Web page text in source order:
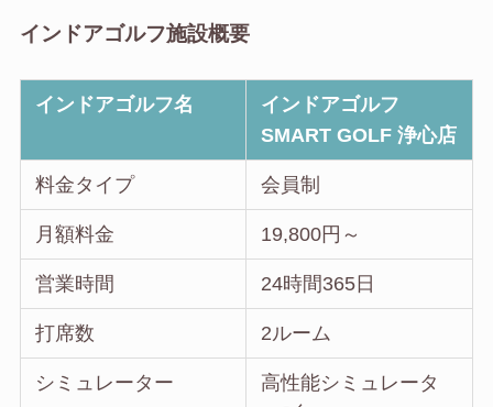
インドアゴルフ施設概要
インドアゴルフ名
インドアゴルフ
SMART GOLF 浄心店
料金タイプ 会員制
月額料金 19,800円～
営業時間 24時間365日
打席数 2ルーム
シミュレーター
高性能シミュレータ